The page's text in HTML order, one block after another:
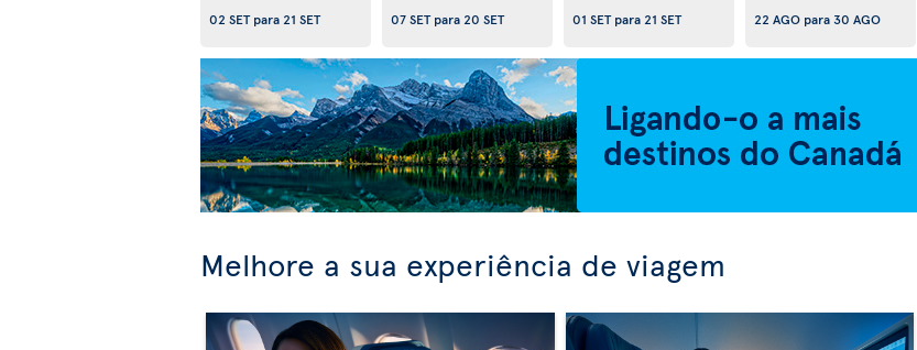
02 SETpara21 SET
07 SETpara20 SET
01 SETpara21 SET
22 AGOpara 30 AGO
Melhore a sua experiência de viagem